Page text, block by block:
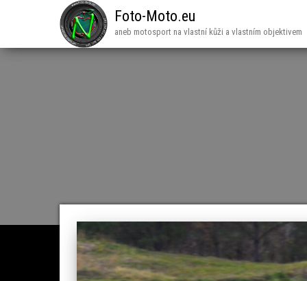
Foto-Moto.eu
aneb motosport na vlastní kůži a vlastním objektivem